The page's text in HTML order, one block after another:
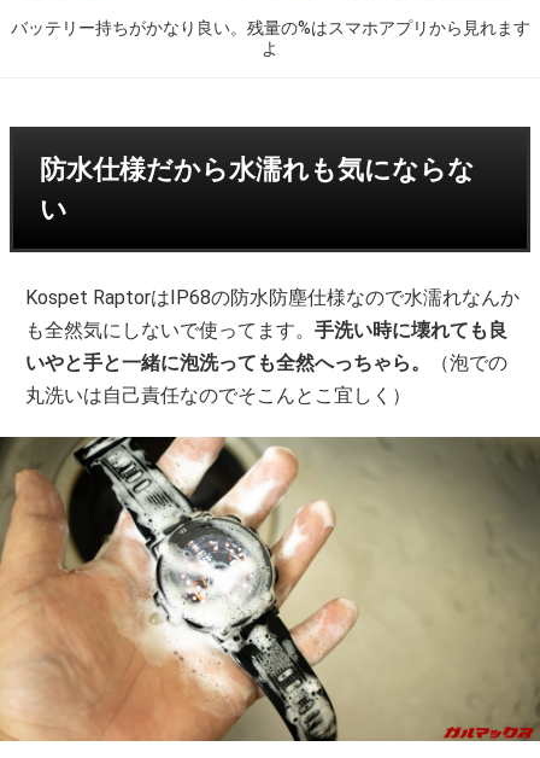
バッテリー持ちがかなり良い。残量の%はスマホアプリから見れます
よ
防水仕様だから水濡れも気にならな
い
Kospet RaptorはIP68の防水防塵仕様なので水濡れなんか
も全然気にしないで使ってます。手洗い時に壊れても良
いやと手と一緒に泡洗っても全然へっちゃら。
（泡での
丸洗いは自己責任なのでそこんとこ宜しく）